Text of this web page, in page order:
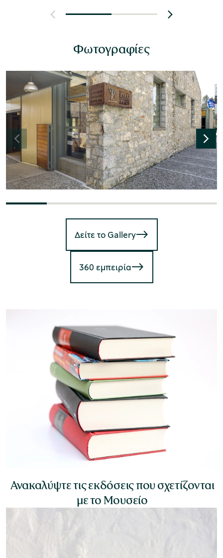
Φωτογραφίες
Δείτε το Gallery
360 εμπειρία
Ανακαλύψτε τις εκδόσεις που σχετίζονται
με το Μουσείο